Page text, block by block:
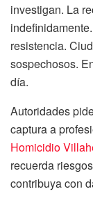
investigan. La
resistencia.
sospechosos.
día.
Autoridades
captura a
Homicidio
recuerda
contribuya con